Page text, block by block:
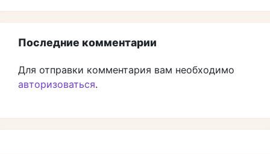
Последние комментарии
Для отправки комментария вам необходимо
авторизоваться.